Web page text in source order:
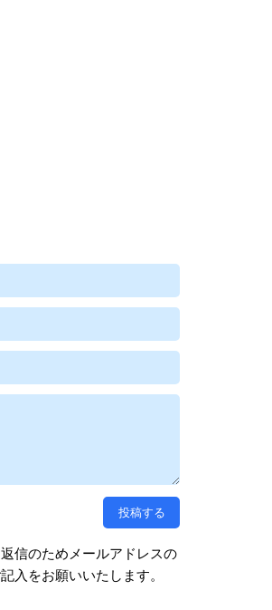
信のためメールアドレスの
入をお願いいたします。